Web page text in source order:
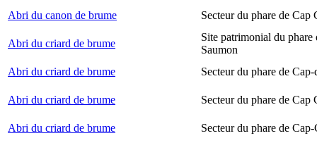
Abri du canon de brume
Secteur du phare de Cap
Abri du criard de brume
Site patrimonial du phare
Saumon
Abri du criard de brume
Secteur du phare de Cap-
Abri du criard de brume Secteur du phare de Cap
Abri du criard de brume Secteur du phare de Cap-